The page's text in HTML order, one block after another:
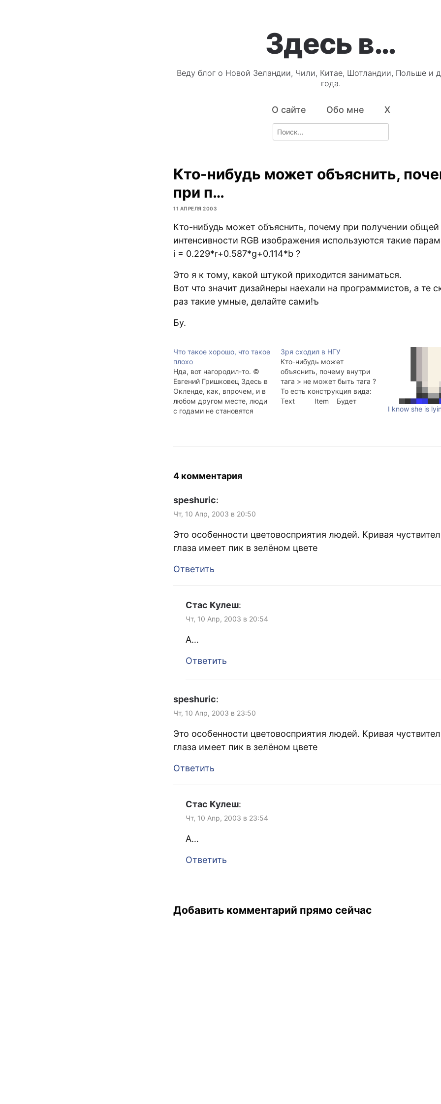
Здесь в…
Веду блог о Новой Зеландии, Чили, Китае, Шотландии, Польше и
года.
О сайте Обо мне X
Search
for:
Кто-нибудь может объяснить,
при п…
11 АПРЕЛЯ 2003
Кто-нибудь может объяснить, почему при получении общей
интенсивности RGB изображения используются такие
i = 0.229*r+0.587*g+0.114*b ?
Это я к тому, какой штукой приходится заниматься.
Вот что значит дизайнеры наехали на программистов, а те
раз такие умные, делайте сами!ъ
Бу.
Что такое хорошо, что такое
плохо
Нда, вот нагородил-то. ©
Евгений Гришковец Здесь в
Окленде, как, впрочем, и в
любом другом месте, люди
с годами не становятся
и пару…
Зря сходил в НГУ
Кто-нибудь может
объяснить, почему внутри
тага > не может быть тага ?
То есть конструкция вида:
Text Item Будет
I know she is
4 комментария
speshuric:
Чт, 10 Апр, 2003 в 20:50
Это особенности цветовосприятия людей. Кривая
глаза имеет пик в зелёном цвете
Ответить
Стас Кулеш:
Чт, 10 Апр, 2003 в 20:54
А…
Ответить
speshuric:
Чт, 10 Апр, 2003 в 23:50
Это особенности цветовосприятия людей. Кривая
глаза имеет пик в зелёном цвете
Ответить
Стас Кулеш:
Чт, 10 Апр, 2003 в 23:54
А…
Ответить
Добавить комментарий прямо сейчас